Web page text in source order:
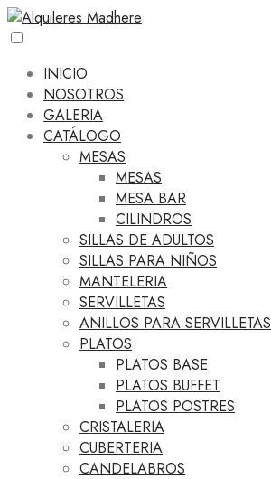
INICIO
NOSOTROS
GALERIA
CATÁLOGO
MESAS
MESAS
MESA BAR
CILINDROS
SILLAS DE ADULTOS
SILLAS PARA NIÑOS
MANTELERIA
SERVILLETAS
ANILLOS PARA SERVILLETAS
PLATOS
PLATOS BASE
PLATOS BUFFET
PLATOS POSTRES
CRISTALERIA
CUBERTERIA
CANDELABROS